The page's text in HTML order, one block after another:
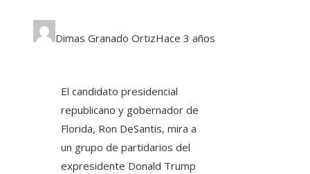
Dimas Granado OrtizHace 3 años
El candidato presidencial
republicano y gobernador de
Florida, Ron DeSantis, mira a
un grupo de partidarios del
expresidente Donald Trump